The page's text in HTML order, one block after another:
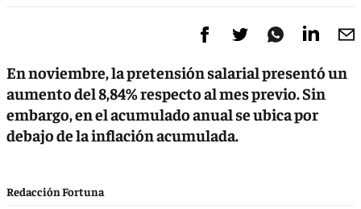
En noviembre, la pretensión salarial presentó un
aumento del 8,84% respecto al mes previo. Sin
embargo, en el acumulado anual se ubica por
debajo de la inflación acumulada.
Redacción Fortuna